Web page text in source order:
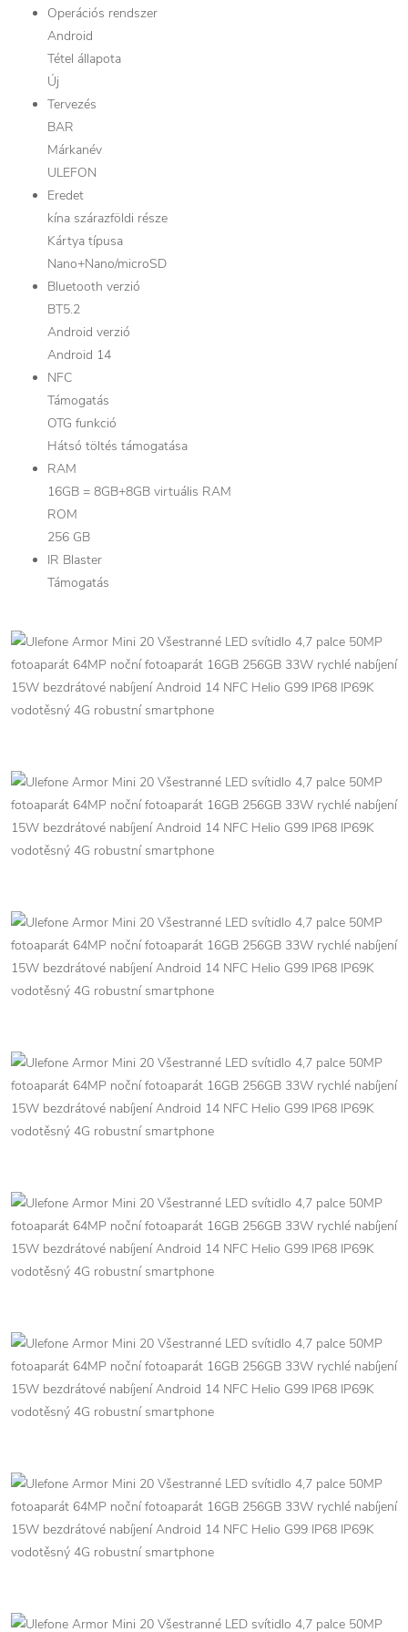
Operációs rendszer
Android
Tétel állapota
Új
Tervezés
BAR
Márkanév
ULEFON
Eredet
kína szárazföldi része
Kártya típusa
Nano+Nano/microSD
Bluetooth verzió
BT5.2
Android verzió
Android 14
NFC
Támogatás
OTG funkció
Hátsó töltés támogatása
RAM
16GB = 8GB+8GB virtuális RAM
ROM
256 GB
IR Blaster
Támogatás